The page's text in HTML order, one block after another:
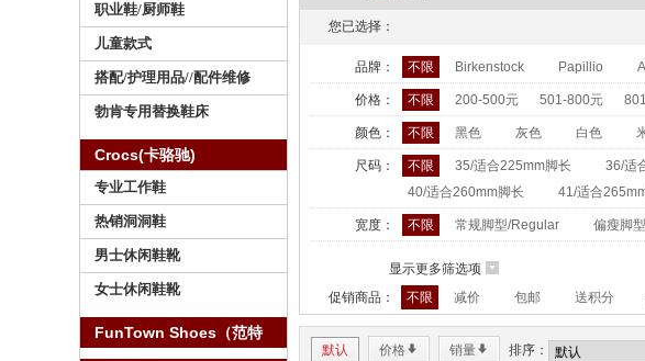
您已选择：
品牌： 不限 Birkenstock Papillio
价格： 不限 200-500元 501-800元
颜色： 不限 黑色 灰色 白色
尺码： 不限 35/适合225mm脚长 36/适
40/适合260mm脚长
41/适合
宽度： 不限 常规脚型/Regular 偏瘦脚
显示更多筛选项 6
促销商品： 不限 减价 包邮 送积分
默认 价格* 销量* 排序：
职业鞋/厨师鞋
儿童款式
搭配/护理用品//配件维修
勃肯专用替换鞋床
Crocs(卡骆驰)
专业工作鞋
热销洞洞鞋
男士休闲鞋靴
女士休闲鞋靴
FunTown Shoes（范特